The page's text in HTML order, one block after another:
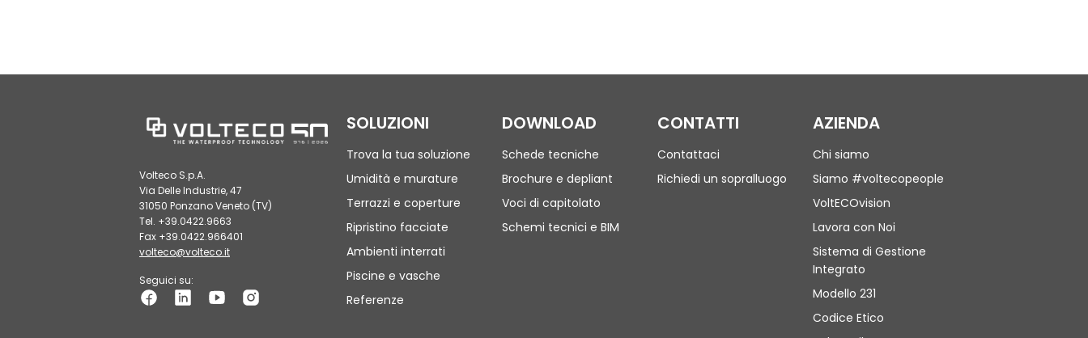
Volteco S.p.A.
Via Delle Industrie, 47
31050 Ponzano Veneto (TV)
Tel. +39.0422.9663
Fax +39.0422.966401
volteco@volteco.it
Seguici su:
SOLUZIONI
Trova la tua soluzione
Umidità e murature
Terrazzi e coperture
Ripristino facciate
Ambienti interrati
Piscine e vasche
Referenze
DOWNLOAD
Schede tecniche
Brochure e depliant
Voci di capitolato
Schemi tecnici e BIM
CONTATTI
Contattaci
Richiedi un sopralluogo
AZIENDA
Chi siamo
Siamo #voltecopeople
VoltECOvision
Lavora con Noi
Sistema di Gestione
Integrato
Modello 231
Codice Etico